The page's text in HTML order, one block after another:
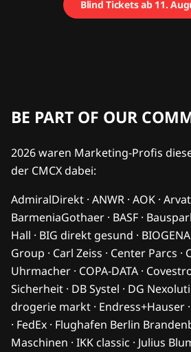
Blind Tickets ab 11.
BE PART OF OUR
2026 waren Marketing-Profis
der CMCX dabei:
AdmiralDirekt · ANWR · AOK ·
BarmeniaGothaer · BASF ·
Hall · BIG direkt gesund ·
Group · Carl Zeiss · Center Parcs
Uhrmacher · COPA-DATA ·
Sicherheit · DB Systel · DG
drogerie markt · Endress+Hauser
· FedEx · Flughafen Berlin
Maschinen · IKK classic · Julius